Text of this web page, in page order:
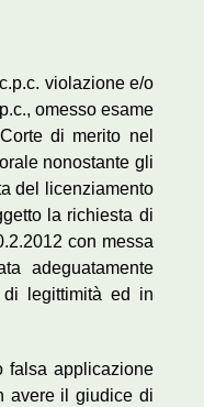
violazione e/o
omesso esame
di merito nel
nonostante gli
del licenziamento
la richiesta di
con messa
adeguatamente
legittimità ed in
falsa applicazione
avere il giudice di